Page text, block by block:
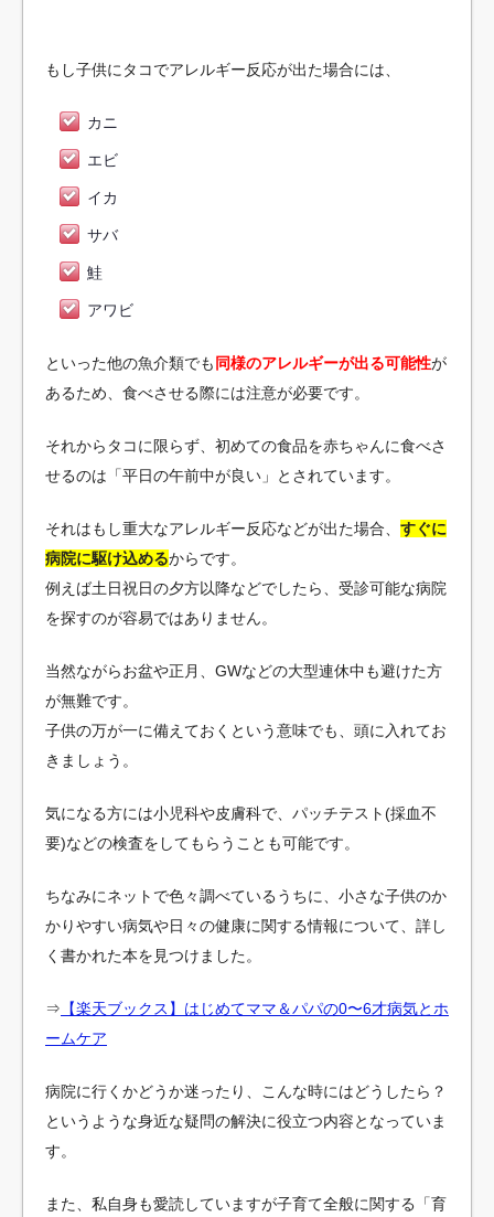
もし子供にタコでアレルギー反応が出た場合には、
カニ
エビ
イカ
サバ
鮭
アワビ
といった他の魚介類でも 同様のアレルギーが出る可能性が
あるため、食べさせる際には注意が必要です。
それからタコに限らず、初めての食品を赤ちゃんに食べさ
せるのは「平日の午前中が良い」とされています。
それはもし重大なアレルギー反応などが出た場合、 すぐに
病院に駆け込めるからです。
例えば土日祝日の夕方以降などでしたら、受診可能な病院
を探すのが容易ではありません。
当然ながらお盆や正月、GWなどの大型連休中も避けた方
が無難です。
子供の万が一に備えておくという意味でも、頭に入れてお
きましょう。
気になる方には小児科や皮膚科で、パッチテスト(採血不
要)などの検査をしてもらうことも可能です。
ちなみにネットで色々調べているうちに、小さな子供のか
かりやすい病気や日々の健康に関する情報について、詳し
く書かれた本を見つけました。
⇒ 【楽天ブックス】はじめてママ＆パパの0〜6才病気とホ
ームケア
病院に行くかどうか迷ったり、こんな時にはどうしたら？
というような身近な疑問の解決に役立つ内容となっていま
す。
また、私自身も愛読していますが子育て全般に関する「育